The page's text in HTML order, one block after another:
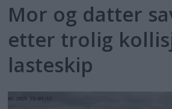
Mor og datter
etter trolig
lasteskip